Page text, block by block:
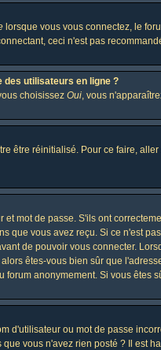
lorsque vous vous connectez, le
ceci n'est pas
des utilisateurs en ligne ?
choisissez Oui, vous
être réinitialisé. Pour ce faire,
mot de passe. S'ils ont
que vous avez reçu. Si ce n'est
de pouvoir vous connecter.
êtes-vous bien sûr que
anonymement. Si vous
d'utilisateur ou mot de passe
vous n'avez rien posté ? Il